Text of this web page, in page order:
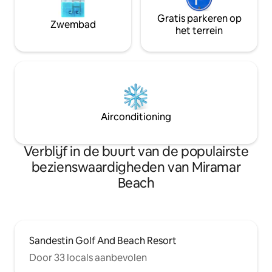
Zwembad
Gratis parkeren op
het terrein
Airconditioning
Verblijf in de buurt van de populairste
bezienswaardigheden van Miramar
Beach
Sandestin Golf And Beach Resort
Door 33 locals aanbevolen